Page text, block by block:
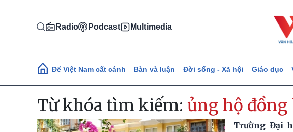
Radio Podcast Multimedia
Main navigation
Để Việt Nam cất cánh Bàn và luận Đời sống - Xã hội Giáo dục
Từ khóa tìm kiếm: ủng hộ đồng
Trường Đại